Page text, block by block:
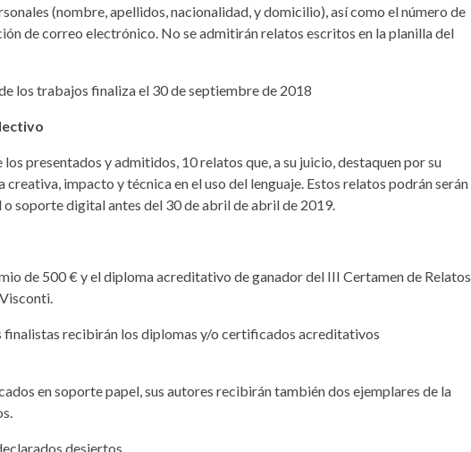
(nombre, apellidos, nacionalidad, y domicilio), así como el número de
de correo electrónico. No se admitirán relatos escritos en la planilla del
los trabajos finaliza el 30 de septiembre de 2018
presentados y admitidos, 10 relatos que, a su juicio, destaquen por su
impacto y técnica en el uso del lenguaje. Estos relatos podrán serán
soporte digital antes del 30 de abril de abril de 2019.
de 500 € y el diploma acreditativo de ganador del III Certamen de Relatos
finalistas recibirán los diplomas y/o certificados acreditativos
en soporte papel, sus autores recibirán también dos ejemplares de la
desiertos